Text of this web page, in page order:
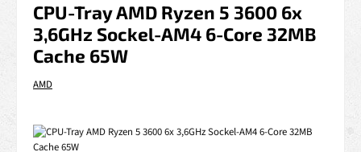
CPU-Tray AMD Ryzen 5 3600 6x
3,6GHz Sockel-AM4 6-Core 32MB
Cache 65W
AMD
Bildergalerie überspringen